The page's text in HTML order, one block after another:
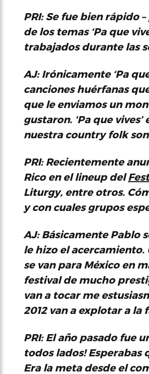
PRI: Se fue bien rápido
de los temas ‘Pa que
trabajados durante las
AJ:Irónicamente ‘Pa que
canciones huérfanas
que le enviamos un
gustaron. ‘Pa que
nuestra country folk
PRI: Recientemente
Rico en ellineupdel
Liturgy, entre otros.
y con cuales grupos
AJ:Básicamente Pablo
le hizo el acercamiento.
se van para México en
festival de mucho
van a tocar me
2012 van a explotar a la
PRI: El año pasado fue
todos lados!
Era la meta desde el